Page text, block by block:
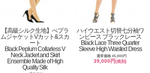
【高級シルク生地】ぺプラ
ムジャケットVカット&スカ
ート
Black Peplum Collarless V
Neck Jacket and Skirt
Ensemble Made of High
Quality Silk
ハイウエスト切替七分袖ワ
ンピース ブラックレース
Black Lace Three Quarter
Sleeve High Waisted Dress
通常価格 45,000円
39,000円(税別)